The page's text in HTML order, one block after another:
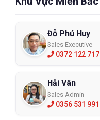
Đỗ Phú Huy
Sales Executive
0372 122 717
Hải Vân
Sales Admin
0356 531 991